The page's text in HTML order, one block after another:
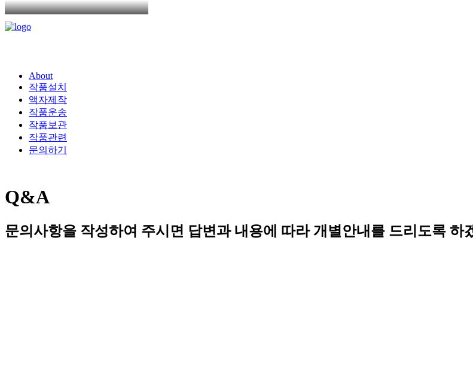
About
작품설치
액자제작
작품운송
작품보관
작품관련
문의하기
Q&A
문의사항을 작성하여 주시면 답변과 내용에 따라 개별안내를 드리도록 하